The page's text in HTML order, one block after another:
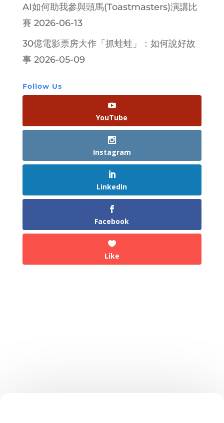
AI如何助我參與頭馬(Toastmasters)演講比
賽 2026-06-13
30億電影票房大作「抓蛙蛙」：如何說好故
事 2026-05-09
Follow Us
YouTube
Instagram
LinkedIn
Facebook
Like